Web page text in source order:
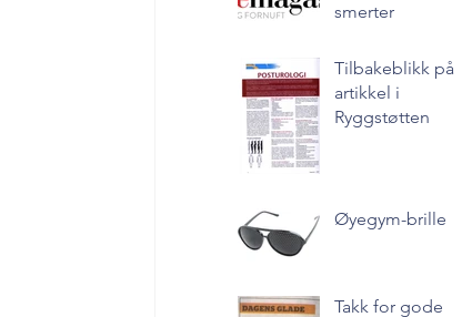
smerter
Tilbakeblikk på
artikkel i
Ryggstøtten
Øyegym-brille
Takk for gode